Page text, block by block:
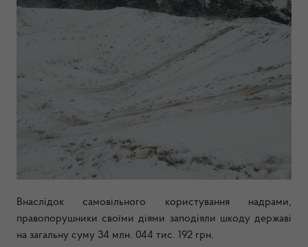
Внаслідок самовільного користування надрами,
правопорушники своїми діями заподіяли шкоду державі
на загальну суму 34 млн. 044 тис. 192 грн.